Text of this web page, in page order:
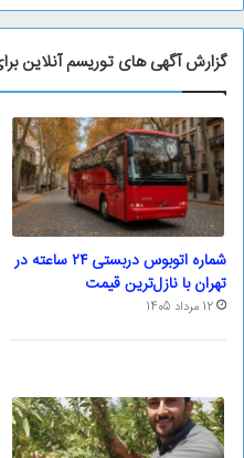
گزارش آگهی های توریسم آنلاین
شماره اتوبوس دربستی ۲۴ ساعته در
تهران با نازل‌ترین قیمت
12 مرداد 1405